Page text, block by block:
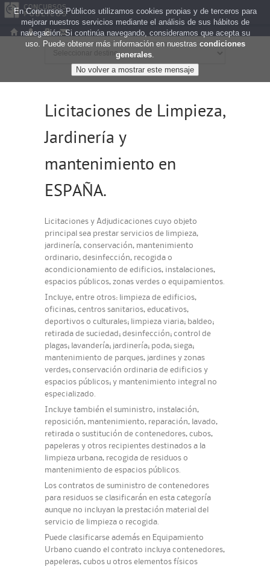
Licitaciones de Limpieza,
Jardinería y
mantenimiento en
ESPAÑA.
Licitaciones y Adjudicaciones cuyo objeto
principal sea prestar servicios de limpieza,
jardinería, conservación, mantenimiento
ordinario, desinfección, recogida o
acondicionamiento de edificios, instalaciones,
espacios públicos, zonas verdes o equipamientos.
Incluye, entre otros: limpieza de edificios,
oficinas, centros sanitarios, educativos,
deportivos o culturales; limpieza viaria; baldeo;
retirada de suciedad; desinfección; control de
plagas; lavandería; jardinería; poda; siega;
mantenimiento de parques, jardines y zonas
verdes; conservación ordinaria de edificios y
espacios públicos; y mantenimiento integral no
especializado.
Incluye también el suministro, instalación,
reposición, mantenimiento, reparación, lavado,
retirada o sustitución de contenedores, cubos,
papeleras y otros recipientes destinados a la
limpieza urbana, recogida de residuos o
mantenimiento de espacios públicos.
Los contratos de suministro de contenedores
para residuos se clasificarán en esta categoría
aunque no incluyan la prestación material del
servicio de limpieza o recogida.
Puede clasificarse además en Equipamiento
Urbano cuando el contrato incluya contenedores,
papeleras, cubos u otros elementos físicos
En Concursos Públicos utilizamos cookies propias y de terceros para
mejorar nuestros servicios mediante el análisis de sus hábitos de
navegación. Si continúa navegando, consideramos que acepta su
uso. Puede obtener más información en nuestras condiciones
generales.